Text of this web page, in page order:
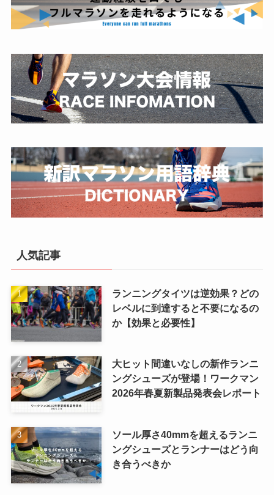
人気記事
ランニングタイツは逆効果？どの
レベルに到達すると不要になるの
か【効果と必要性】
大ヒット間違いなしの新作ランニ
ングシューズが登場！ワークマン
2026年春夏新製品発表会レポート
ソール厚さ40mmを超えるランニ
ングシューズとランナーはどう向
き合うべきか